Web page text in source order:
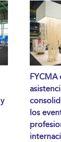
FYCMA
los